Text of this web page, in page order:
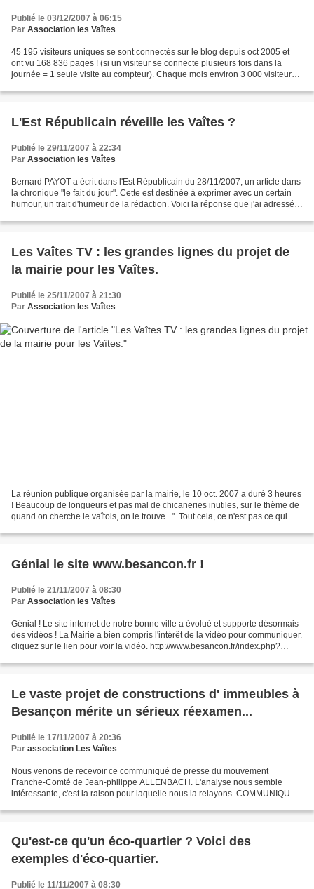
Publié le 03/12/2007 à 06:15
Par Association les Vaîtes
45 195 visiteurs uniques se sont connectés sur le blog depuis oct 2005 et
ont vu 168 836 pages ! (si un visiteur se connecte plusieurs fois dans la
journée = 1 seule visite au compteur). Chaque mois environ 3 000 visiteurs
L'Est Républicain réveille les Vaîtes ?
Publié le 29/11/2007 à 22:34
Par Association les Vaîtes
Bernard PAYOT a écrit dans l'Est Républicain du 28/11/2007, un article dans
la chronique "le fait du jour". Cette est destinée à exprimer avec un certain
humour, un trait d'humeur de la rédaction. Voici la réponse que j'ai adressée
Les Vaîtes TV : les grandes lignes du projet de
la mairie pour les Vaîtes.
Publié le 25/11/2007 à 21:30
Par Association les Vaîtes
La réunion publique organisée par la mairie, le 10 oct. 2007 a duré 3 heures
! Beaucoup de longueurs et pas mal de chicaneries inutiles, sur le thème de
quand on cherche le vaîtois, on le trouve...". Tout cela, ce n'est pas ce qui
Génial le site www.besancon.fr !
Publié le 21/11/2007 à 08:30
Par Association les Vaîtes
Génial ! Le site internet de notre bonne ville a évolué et supporte désormais
des vidéos ! La Mairie a bien compris l'intérêt de la vidéo pour communiquer.
cliquez sur le lien pour voir la vidéo. http://www.besancon.fr/index.php?
Le vaste projet de constructions d' immeubles à
Besançon mérite un sérieux réexamen...
Publié le 17/11/2007 à 20:36
Par association Les Vaîtes
Nous venons de recevoir ce communiqué de presse du mouvement
Franche-Comté de Jean-philippe ALLENBACH. L'analyse nous semble
intéressante, c'est la raison pour laquelle nous la relayons. COMMUNIQUE
Qu'est-ce qu'un éco-quartier ? Voici des
exemples d'éco-quartier.
Publié le 11/11/2007 à 08:30